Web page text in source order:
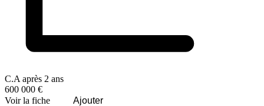
C.A après 2 ans
600 000 €
Voir la fiche
Ajouter